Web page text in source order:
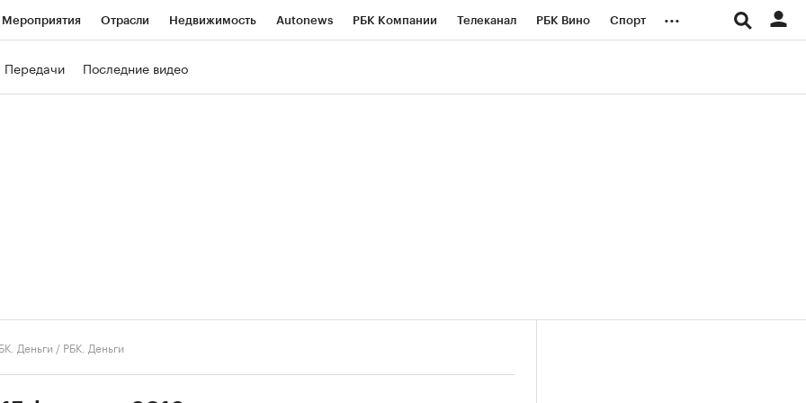
Мероприятия Отрасли Недвижимость Autonews РБК Компании Телеканал РБК Вино Спорт ...
Передачи Последние видео
Деньги / РБК. Деньги